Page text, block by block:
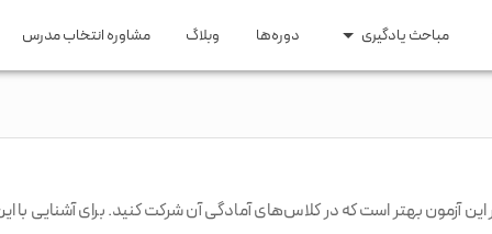
ایتالیایی ترکی عربی روسی
مباحث یادگیری
و مهاجرت
مقاطع تحصیلی
زبان کنکور ارشد و دکتری
دوره‌ها وبلاگ مشاوره انتخاب مدرس